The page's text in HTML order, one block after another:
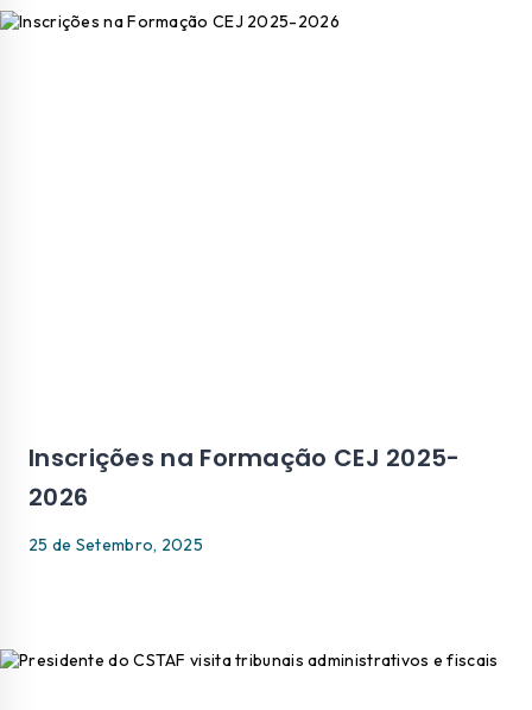
Inscrições na Formação CEJ 2025-
2026
25 de Setembro, 2025